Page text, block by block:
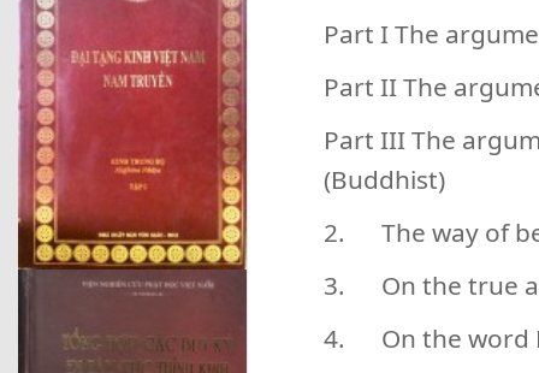
Part I The
Part II The
Part III The
(Buddhist)
2. The way of
3. On the true
4. On the word